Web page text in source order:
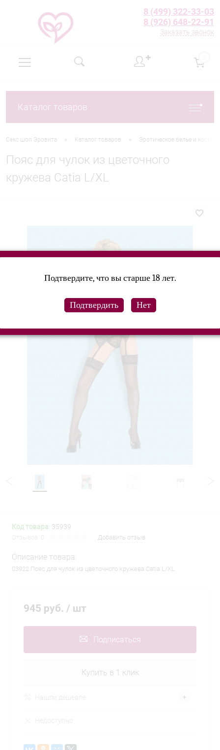
8 (499) 322-33-03
8 (926) 648-22-91
Заказать звонок
✚
Каталог товаров
Секс шоп Эровита Каталог товаров Эротическое белье и
Пояс для чулок из цветочного
кружева Catia L/XL
Код товара: 35939
Добавить отзыв
Описание товара:
03922 Пояс для чулок из цветочного кружева Catia L/XL
945 руб. / шт
Подписаться
Купить в 1 клик
Подтвердите, что вы старше 18 лет.